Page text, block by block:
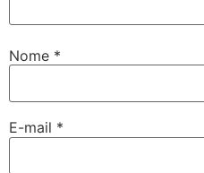
Nome *
E-mail *